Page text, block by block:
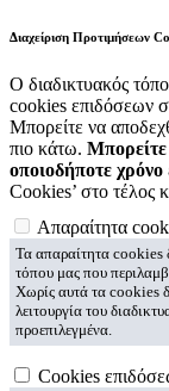
Διαχείριση Προτιμήσεων
Ο διαδικτυακός
cookies επιδόσεων
Μπορείτε να
πιο κάτω. Μπορείτε
οποιοδήποτε χρόνο
Cookies’ στο τέλος
Απαραίτητα
Τα απαραίτητα cookies
τόπου μας που
Χωρίς αυτά τα cookies
λειτουργία του
προεπιλεγμένα.
Cookies